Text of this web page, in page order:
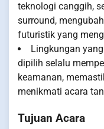
teknologi canggih,
surround,
futuristik yang
Lingkungan
dipilih selalu
keamanan,
menikmati acara
Tujuan Acara